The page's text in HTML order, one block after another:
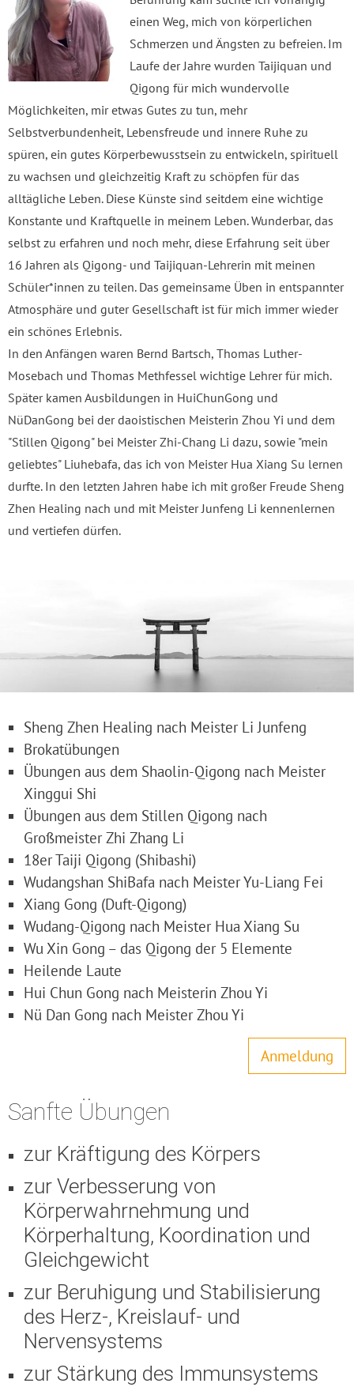
einen Weg, mich von körperlichen
Schmerzen und Ängsten zu befreien. Im
Laufe der Jahre wurden Taijiquan und
Qigong für mich wundervolle
Möglichkeiten, mir etwas Gutes zu tun, mehr
Selbstverbundenheit, Lebensfreude und innere Ruhe zu
spüren, ein gutes Körperbewusstsein zu entwickeln, spirituell
zu wachsen und gleichzeitig Kraft zu schöpfen für das
alltägliche Leben. Diese Künste sind seitdem eine wichtige
Konstante und Kraftquelle in meinem Leben. Wunderbar, das
selbst zu erfahren und noch mehr, diese Erfahrung seit über
16 Jahren als Qigong- und Taijiquan-Lehrerin mit meinen
Schüler*innen zu teilen. Das gemeinsame Üben in entspannter
Atmosphäre und guter Gesellschaft ist für mich immer wieder
ein schönes Erlebnis.
In den Anfängen waren Bernd Bartsch, Thomas Luther-
Mosebach und Thomas Methfessel wichtige Lehrer für mich.
Später kamen Ausbildungen in HuiChunGong und
NüDanGong bei der daoistischen Meisterin Zhou Yi und dem
"Stillen Qigong" bei Meister Zhi-Chang Li dazu, sowie "mein
geliebtes" Liuhebafa, das ich von Meister Hua Xiang Su lernen
durfte. In den letzten Jahren habe ich mit großer Freude Sheng
Zhen Healing nach und mit Meister Junfeng Li kennenlernen
und vertiefen dürfen.
Sheng Zhen Healing nach Meister Li Junfeng
Brokatübungen
Übungen aus dem Shaolin-Qigong nach Meister
Xinggui Shi
Übungen aus dem Stillen Qigong nach
Großmeister Zhi Zhang Li
18er Taiji Qigong (Shibashi)
Wudangshan ShiBafa nach Meister Yu-Liang Fei
Xiang Gong (Duft-Qigong)
Wudang-Qigong nach Meister Hua Xiang Su
Wu Xin Gong – das Qigong der 5 Elemente
Heilende Laute
Hui Chun Gong nach Meisterin Zhou Yi
Nü Dan Gong nach Meister Zhou Yi
Anmeldung
Sanfte Übungen
zur Kräftigung des Körpers
zur Verbesserung von
Körperwahrnehmung und
Körperhaltung, Koordination und
Gleichgewicht
zur Beruhigung und Stabilisierung
des Herz-, Kreislauf- und
Nervensystems
zur Stärkung des Immunsystems